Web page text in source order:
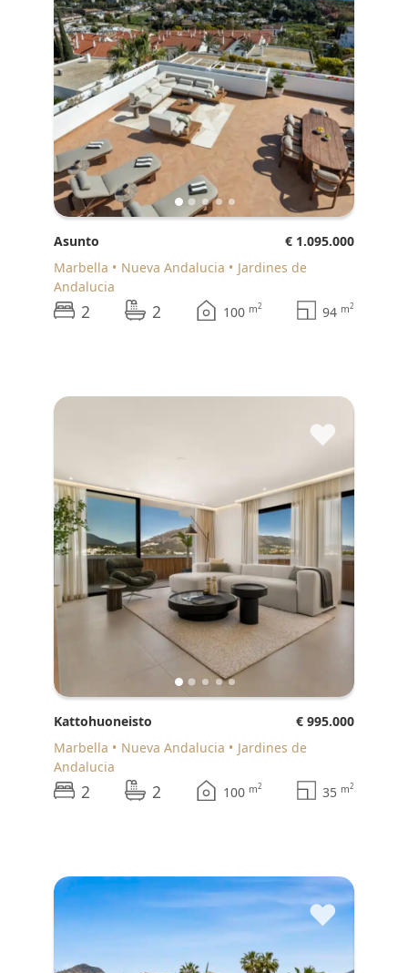
Asunto
€ 1.095.000
Marbella
Nueva Andalucia
Jardines de
Andalucia
2 2 100 m2 94 m2
♥
Kattohuoneisto
€ 995.000
Marbella
Nueva Andalucia
Jardines de
Andalucia
2 2 100 m2 35 m2
♥